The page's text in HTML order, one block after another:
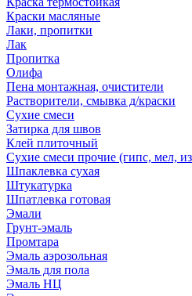
Краски масляные
Лаки, пропитки
Лак
Пропитка
Олифа
Пена монтажная, очистители
Растворители, смывка д/краски
Сухие смеси
Затирка для швов
Клей плиточный
Сухие смеси прочие (гипс, мел,
Шпаклевка сухая
Штукатурка
Шпатлевка готовая
Эмали
Грунт-эмаль
Промтара
Эмаль аэрозольная
Эмаль для пола
Эмаль НЦ